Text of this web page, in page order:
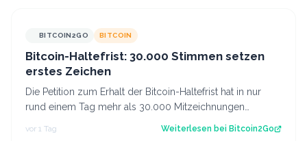
BITCOIN2GO BITCOIN
Bitcoin-Haltefrist: 30.000 Stimmen setzen
erstes Zeichen
Die Petition zum Erhalt der Bitcoin-Haltefrist hat in nur
rund einem Tag mehr als 30.000 Mitzeichnungen
vor 1 Tag Weiterlesen bei Bitcoin2Go